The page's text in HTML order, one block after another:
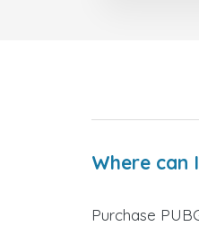
Where can
Purchase